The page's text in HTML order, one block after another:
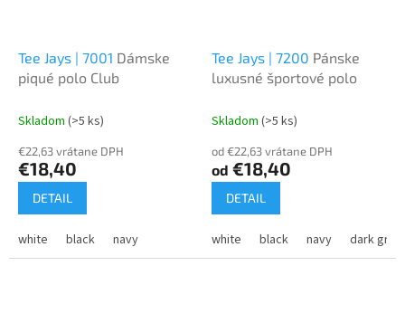
Tee Jays | 7001 Dámske
piqué polo Club
Skladom (>5 ks)
€22,63 vrátane DPH
€18,40
DETAIL
white black navy
Tee Jays | 7200 Pánske
luxusné športové polo
Skladom (>5 ks)
od €22,63 vrátane DPH
od €18,40
DETAIL
white black navy dark grey